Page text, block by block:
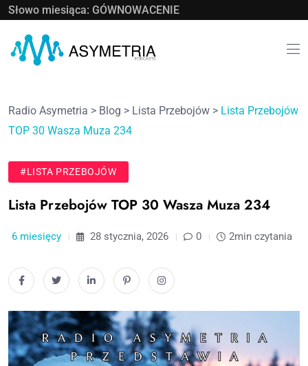
Słowo miesiąca: GÓWNOWACENIE
Radio Asymetria > Blog > Lista Przebojów > Lista Przebojów
TOP 30 Wasza Muza 234
#LISTA PRZEBOJÓW
Lista Przebojów TOP 30 Wasza Muza 234
6 miesięcy 28 stycznia, 2026 0 2min czytania